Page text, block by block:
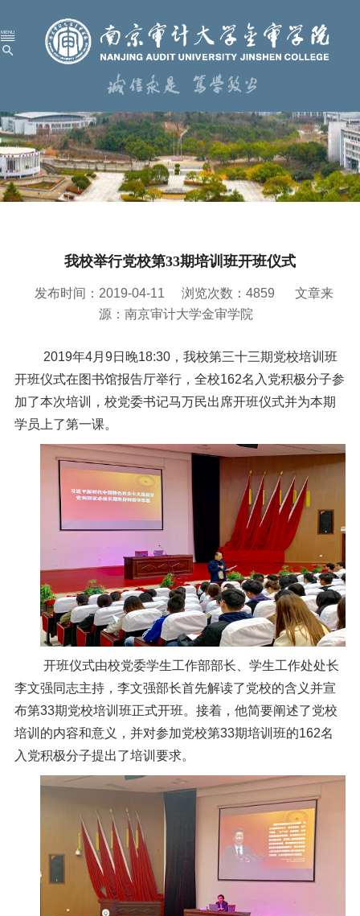
学校概况
机构设置
人才培养
党建工作
意见快递站
融合门户 校园邮箱 访客申请 WebVPN
我校举行党校第33期培训班开班仪式
发布时间：2019-04-11 浏览次数：4859
文章来
源：南京审计大学金审学院
2019年4月9日晚18:30，我校第三十三期党校培训班
开班仪式在图书馆报告厅举行，全校162名入党积极分子参
加了本次培训，校党委书记马万民出席开班仪式并为本期
学员上了第一课。
开班仪式由校党委学生工作部部长、学生工作处处长
李文强同志主持，李文强部长首先解读了党校的含义并宣
布第33期党校培训班正式开班。接着，他简要阐述了党校
培训的内容和意义，并对参加党校第33期培训班的162名
入党积极分子提出了培训要求。